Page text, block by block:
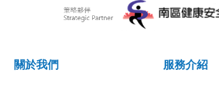
關於我們 服務介紹